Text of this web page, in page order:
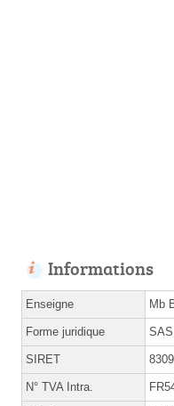
Informations
Enseigne Mb
Forme juridique SAS
SIRET
N° TVA Intra.